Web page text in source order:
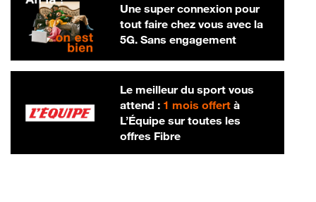
Une super connexion pour
tout faire chez vous avec la
5G. Sans engagement
Le meilleur du sport vous
attend : 1 mois offertà
L’Équipe sur toutes les
offres Fibre